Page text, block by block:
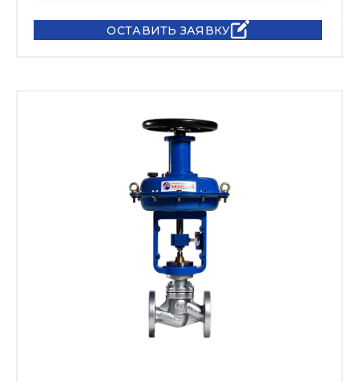
ОСТАВИТЬ ЗАЯВКУ